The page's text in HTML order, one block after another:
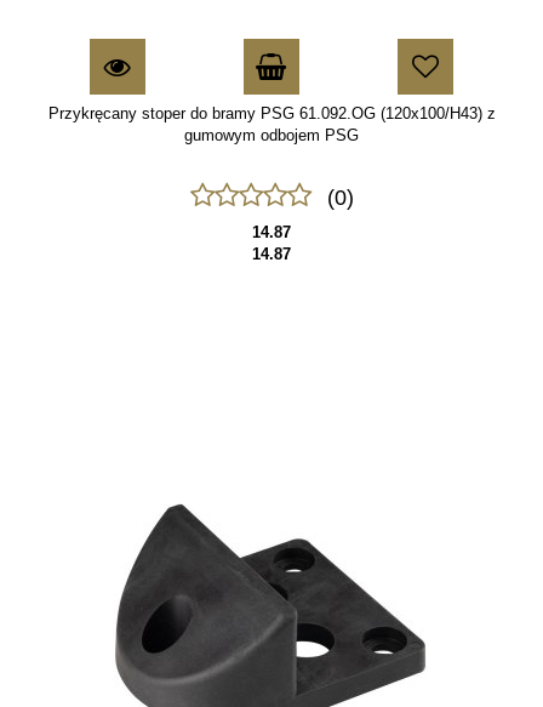
Przykręcany stoper do bramy PSG 61.092.OG (120x100/H43) z
gumowym odbojem PSG
(0)
14.87
14.87